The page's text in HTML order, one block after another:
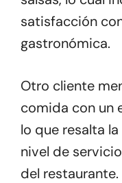
satisfacción
gastronómica.
Otro cliente
comida con un
lo que resalta
nivel de
del